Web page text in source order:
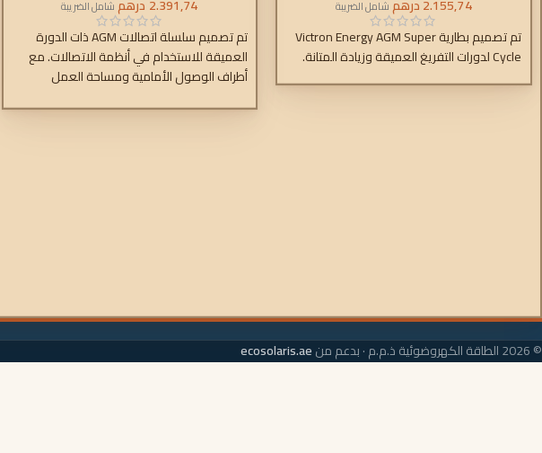
2.155,74درهمشامل الضريبة
تم تصميم بطارية Victron Energy AGM Super
Cycle لدورات التفريغ العميقة وزيادة المتانة.
2.391,74 درهم شامل الضريبة
تم تصميم سلسلة اتصالات AGM ذات الدورة
العميقة للاستخدام في أنظمة الاتصالات. مع
أطراف الوصول الأمامية ومساحة العمل
على الأرفف. وبالمثل، يمكن لهذه البطاريات أن
© 2026 الطاقة الكهروضوئية ذ.م.م · بدعم من ecosolaris.ae